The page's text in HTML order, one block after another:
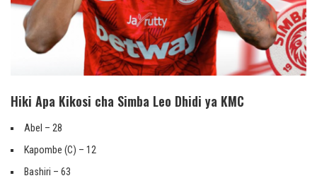
Hiki Apa Kikosi cha Simba Leo Dhidi ya KMC
Abel – 28
Kapombe (C) – 12
Bashiri – 63